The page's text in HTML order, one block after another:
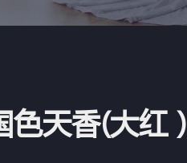
色天香(大红）